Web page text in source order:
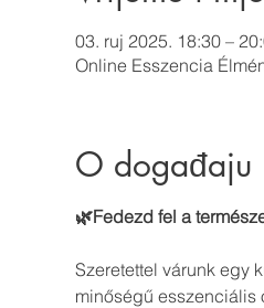
03. ruj 2025. 18:30 –
Online Esszencia
O događaju
🌿Fedezd fel a
Szeretettel várunk egy
minőségű esszenciális